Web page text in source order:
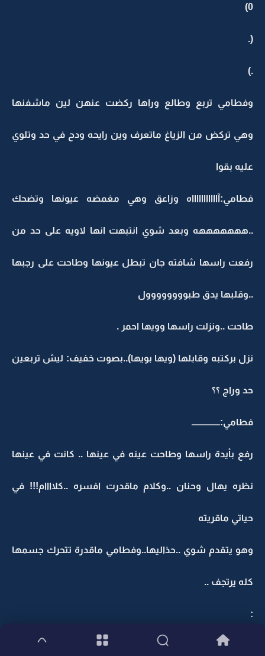
0)
(.
.)
وفطامي تربع وطالع وراها ركضت عنهن لين ماشفنها
وهي تركض من الزياغ ماتعرف وين رايحه ودح في حد وتلوي
عليه بقوا
فطامي:آاااااااااااه وزاعق وهي مغمضه عيونها وتضحك
..هههههههه وبعد شوي انتبهت انها لاويه على حد من
رفعت راسها شافته جان تبطل عيونها وطاحت على رجبها
..وقلبها يدق طبوووووووول
طاحت ..ونزلت راسها وويها احمر .
نزل بركتبه وقابلها (ويها بويها)..بصوت خفيف: ليش تربعين
حد وراج ؟؟
فطامي:ــــــــــــــــ
رفع بأيدة راسها وطاحت عينه في عينها .. كانت في عينها
نظره يهال وحنان ..وكلام ماقدرت افسره ..كلاااام!!! في
حياتي ماقريته
وهو يتقدم شوي ..حذاليها..وفطامي ماقدرة تتحرك جسمها
كله يرتجف ..
: